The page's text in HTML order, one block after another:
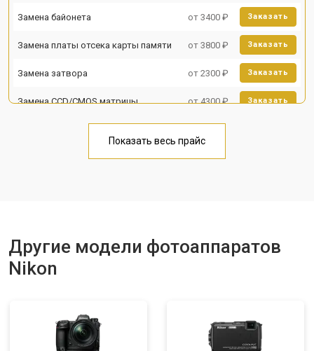
Замена байонета от 3400 ₽ Заказать
Замена платы отсека карты памяти от 3800 ₽ Заказать
Замена затвора от 2300 ₽ Заказать
Замена CCD/CMOS матрицы от 4300 ₽ Заказать
Показать весь прайс
Другие модели фотоаппаратов
Nikon